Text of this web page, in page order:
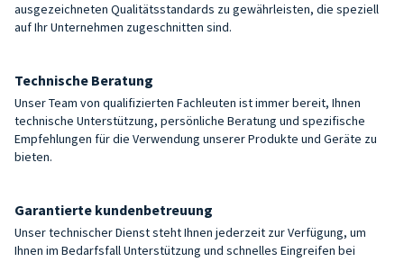
ausgezeichneten Qualitätsstandards zu gewährleisten, die speziell
auf Ihr Unternehmen zugeschnitten sind.
Technische Beratung
Unser Team von qualifizierten Fachleuten ist immer bereit, Ihnen
technische Unterstützung, persönliche Beratung und spezifische
Empfehlungen für die Verwendung unserer Produkte und Geräte zu
bieten.
Garantierte kundenbetreuung
Unser technischer Dienst steht Ihnen jederzeit zur Verfügung, um
Ihnen im Bedarfsfall Unterstützung und schnelles Eingreifen bei